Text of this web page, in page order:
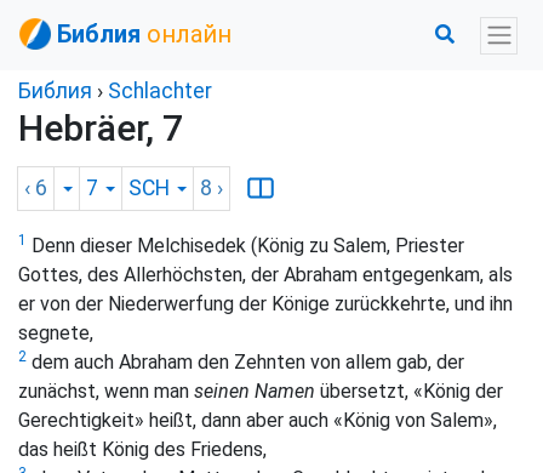
Библия онлайн
Библия › Schlachter
Hebräer, 7
‹ 6 7 SCH 8 ›
1
Denn dieser Melchisedek (König zu Salem, Priester
Gottes, des Allerhöchsten, der Abraham entgegenkam, als
er von der Niederwerfung der Könige zurückkehrte, und ihn
segnete,
2 dem auch Abraham den Zehnten von allem gab, der
zunächst, wenn man seinen Namen übersetzt, «König der
Gerechtigkeit» heißt, dann aber auch «König von Salem»,
das heißt König des Friedens,